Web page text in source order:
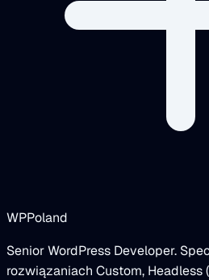
WPPoland
Senior WordPress Developer.
rozwiązaniach Custom, Headless